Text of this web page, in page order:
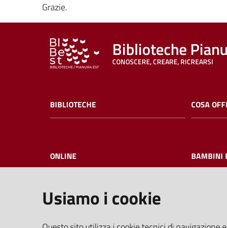
Grazie.
Biblioteche
CONOSCERE, CREARE, RICREARSI
BIBLIOTECHE COSA
ONLINE BAMBINI
I NOSTRI EVENTI
Usiamo i cookie